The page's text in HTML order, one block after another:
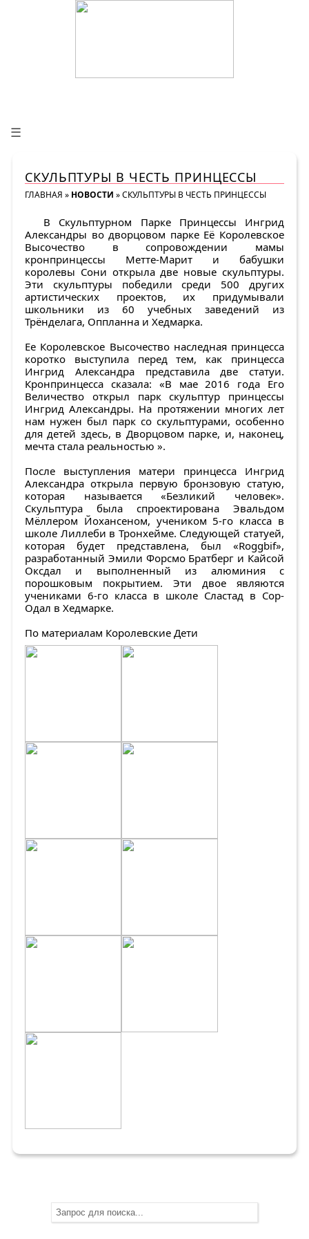
☰
СКУЛЬПТУРЫ В ЧЕСТЬ ПРИНЦЕССЫ
ГЛАВНАЯ » НОВОСТИ »СКУЛЬПТУРЫ В ЧЕСТЬ ПРИНЦЕССЫ
В Скульптурном Парке Принцессы Ингрид
Александры во дворцовом парке Её Королевское
Высочество в сопровождении мамы
кронпринцессы Метте-Марит и бабушки
королевы Сони открыла две новые скульптуры.
Эти скульптуры победили среди 500 других
артистических проектов, их придумывали
школьники из 60 учебных заведений из
Трёнделага, Оппланна и Хедмарка.
Ее Королевское Высочество наследная принцесса
коротко выступила перед тем, как принцесса
Ингрид Александра представила две статуи.
Кронпринцесса сказала: «В мае 2016 года Его
Величество открыл парк скульптур принцессы
Ингрид Александры. На протяжении многих лет
нам нужен был парк со скульптурами, особенно
для детей здесь, в Дворцовом парке, и, наконец,
мечта стала реальностью ».
После выступления матери принцесса Ингрид
Александра открыла первую бронзовую статую,
которая называется «Безликий человек».
Скульптура была спроектирована Эвальдом
Мёллером Йохансеном, учеником 5-го класса в
школе Лиллеби в Тронхейме. Следующей статуей,
которая будет представлена, был «Roggbif»,
разработанный Эмили Форсмо Братберг и Кайсой
Оксдал и выполненный из алюминия с
порошковым покрытием. Эти двое являются
учениками 6-го класса в школе Сластад в Сор-
Одал в Хедмарке.
По материалам Королевские Дети